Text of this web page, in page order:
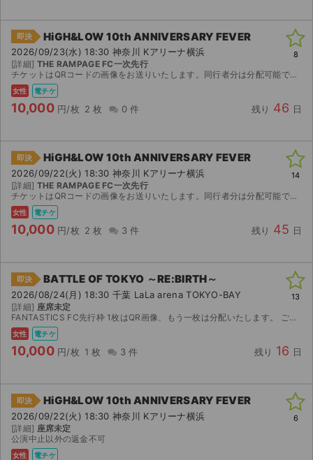
即決 HiGH&LOW 10th ANNIVERSARY FEVER
2026/09/23(水) 18:30 神奈川 Kアリーナ横浜
[詳細] THE RAMPAGE FC一次先行
チケットはQRコードの画像をお送りいたします。同行者分は分配可能です。公演中止以外の返金は致しかねますのでご了承ください。
女性 電チケ
10,000 円/枚 2 枚 0 件 残り 46 日
8
即決 HiGH&LOW 10th ANNIVERSARY FEVER
2026/09/22(火) 18:30 神奈川 Kアリーナ横浜
[詳細] THE RAMPAGE FC一次先行
チケットはQRコードの画像をお送りいたします。同行者分は分配可能です。公演中止以外の返金は致しかねますのでご了承ください。
女性 電チケ
10,000 円/枚 2 枚 3 件 残り 45 日
14
即決 BATTLE OF TOKYO ～RE:BIRTH～
2026/08/24(月) 18:30 千葉 LaLa arena TOKYO-BAY
[詳細] 座席未定
FANTASTICS FC先行枠 1枚はQR画像、もう一枚は分配いたします。 ご購入後に分配先として、ticketbook登録済みのメールアドレスをご連絡ください。 公演が中止となった場合の...
女性 電チケ
10,000 円/枚 1 枚 3 件 残り 16 日
13
即決 HiGH&LOW 10th ANNIVERSARY FEVER
2026/09/22(火) 18:30 神奈川 Kアリーナ横浜
[詳細] 座席未定
公演中止以外の返金不可
女性 電チケ
6